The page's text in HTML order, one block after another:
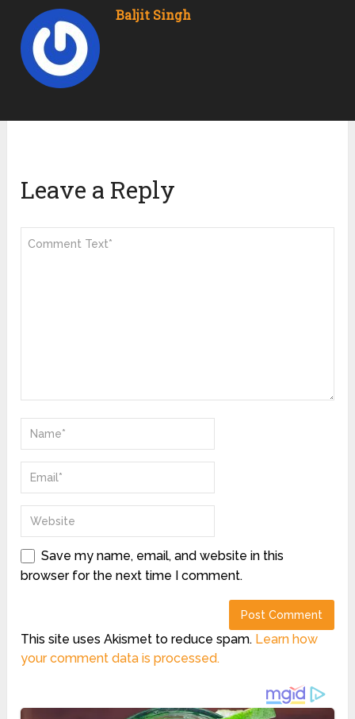
Baljit Singh
Leave a Reply
Save my name, email, and website in this
browser for the next time I comment.
This site uses Akismet to reduce spam. Learn how
your comment data is processed.